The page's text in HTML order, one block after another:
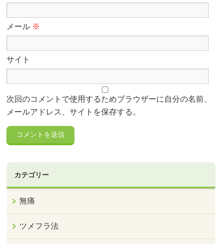
メール ※
サイト
次回のコメントで使用するためブラウザーに自分の名前、
メールアドレス、サイトを保存する。
カテゴリー
無痛
ツメフラ法